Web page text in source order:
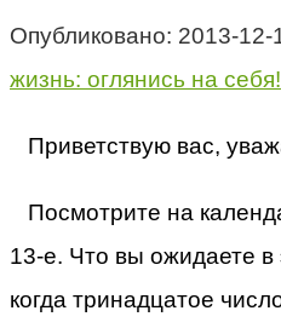
Опубликовано: 2013-12-
жизнь: оглянись на себя!
Приветствую вас,
Посмотрите на
13-е. Что вы ожидаете в
когда тринадцатое